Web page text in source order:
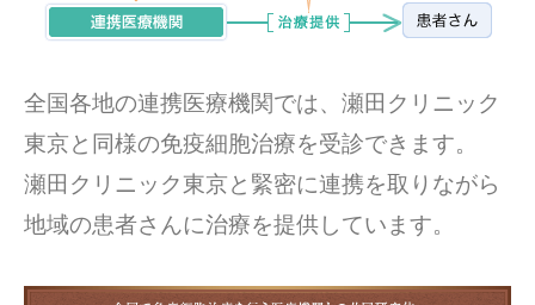
全国各地の連携医療機関では、瀬田クリニック
東京と同様の免疫細胞治療を受診できます。
瀬田クリニック東京と緊密に連携を取りながら
地域の患者さんに治療を提供しています。